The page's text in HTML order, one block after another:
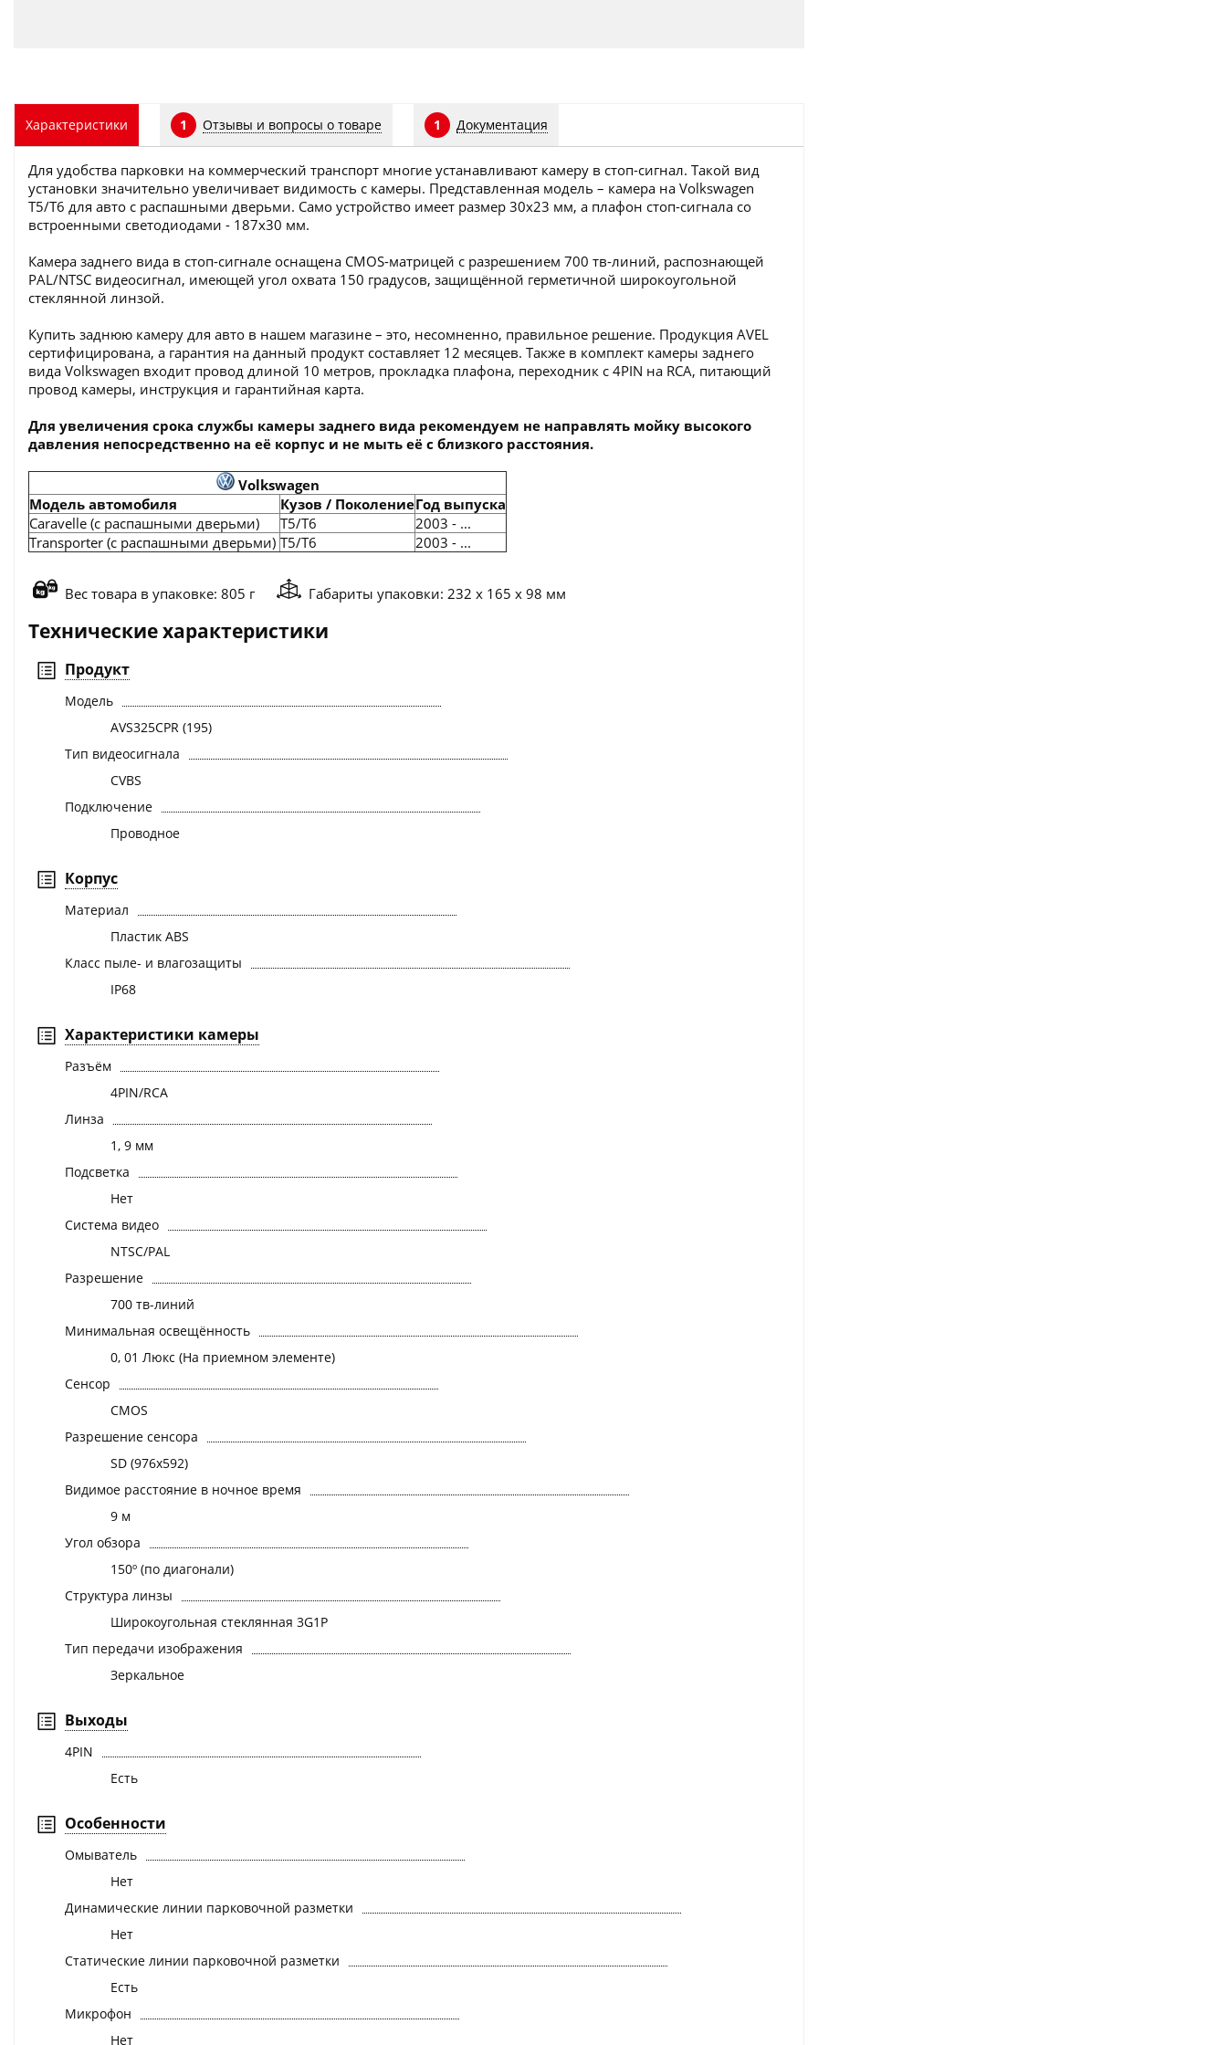
Характеристики 1 Отзывы и вопросы о товаре 1 Документация
Для удобства парковки на коммерческий транспорт многие устанавливают камеру в стоп-сигнал. Такой вид
установки значительно увеличивает видимость с камеры. Представленная модель – камера на Volkswagen
T5/T6 для авто с распашными дверьми. Само устройство имеет размер 30х23 мм, а плафон стоп-сигнала со
встроенными светодиодами - 187х30 мм.
Камера заднего вида в стоп-сигнале оснащена CMOS-матрицей с разрешением 700 тв-линий, распознающей
PAL/NTSC видеосигнал, имеющей угол охвата 150 градусов, защищённой герметичной широкоугольной
стеклянной линзой.
Купить заднюю камеру для авто в нашем магазине – это, несомненно, правильное решение. Продукция AVEL
сертифицирована, а гарантия на данный продукт составляет 12 месяцев. Также в комплект камеры заднего
вида Volkswagen входит провод длиной 10 метров, прокладка плафона, переходник с 4PIN на RCA, питающий
провод камеры, инструкция и гарантийная карта.
Для увеличения срока службы камеры заднего вида рекомендуем не направлять мойку высокого
давления непосредственно на её корпус и не мыть её с близкого расстояния.
Volkswagen
Модель автомобиля
Кузов / ПоколениеГод выпуска
Caravelle (с распашными дверьми)
T5/T6
2003 - ...
Transporter (с распашными дверьми) T5/T6 2003 - ...
Вес товара в упаковке: 805 г Габариты упаковки: 232 x 165 x 98 мм
Технические характеристики
Продукт
Модель
AVS325CPR (195)
Тип видеосигнала
CVBS
Подключение
Проводное
Корпус
Материал
Пластик ABS
Класс пыле- и влагозащиты
IP68
Характеристики камеры
Разъём
4PIN/RCA
Линза
1, 9 мм
Подсветка
Нет
Система видео
NTSC/PAL
Разрешение
700 тв-линий
Минимальная освещённость
0, 01 Люкс (На приемном элементе)
Сенсор
CMOS
Разрешение сенсора
SD (976x592)
Видимое расстояние в ночное время
9 м
Угол обзора
150º (по диагонали)
Структура линзы
Широкоугольная стеклянная 3G1P
Тип передачи изображения
Зеркальное
Выходы
4PIN
Есть
Особенности
Омыватель
Нет
Динамические линии парковочной разметки
Нет
Статические линии парковочной разметки
Есть
Микрофон
Нет